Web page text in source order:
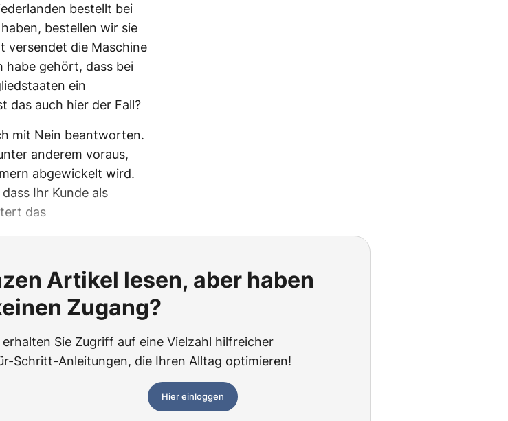
bestellt bei
bestellen wir sie
versendet die Maschine
habe gehört, dass bei
ein
das auch hier der Fall?
mit Nein beantworten.
anderem voraus,
abgewickelt wird.
Ihr Kunde als
das
Artikel lesen, aber haben
Zugang?
Sie Zugriff auf eine Vielzahl hilfreicher
Schritt-Anleitungen, die Ihren Alltag optimieren!
Hier einloggen